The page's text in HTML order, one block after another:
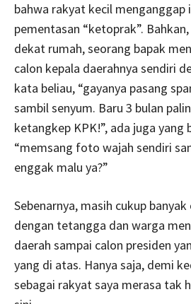
bahwa rakyat kecil menganggap
pementasan “ketoprak”.
dekat rumah, seorang bapak
calon kepala daerahnya sendiri
kata beliau, “gayanya pasang
sambil senyum. Baru 3 bulan
ketangkep KPK!”, ada juga yang
“memsang foto wajah sendiri
enggak malu ya?”
Sebenarnya, masih cukup
dengan tetangga dan warga
daerah sampai calon presiden
yang di atas. Hanya saja, demi
sebagai rakyat saya merasa tak